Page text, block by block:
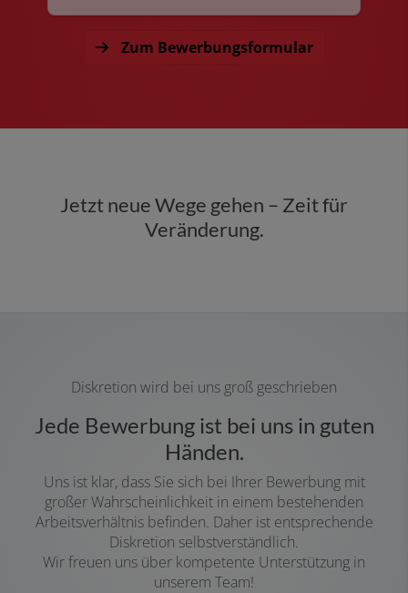
Zum Bewerbungsformular
Jetzt neue Wege gehen – Zeit für
Veränderung.
Diskretion wird bei uns groß geschrieben
Jede Bewerbung ist bei uns in guten
Händen.
Uns ist klar, dass Sie sich bei Ihrer Bewerbung mit
großer Wahrscheinlichkeit in einem bestehenden
Arbeitsverhältnis befinden. Daher ist entsprechende
Diskretion selbstverständlich.
Wir freuen uns über kompetente Unterstützung in
unserem Team!